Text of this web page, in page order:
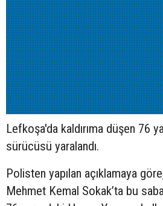
Lefkoşa'da kaldırıma düşen 76
sürücüsü yaralandı.
Polisten yapılan açıklamaya
Mehmet Kemal Sokak’ta bu